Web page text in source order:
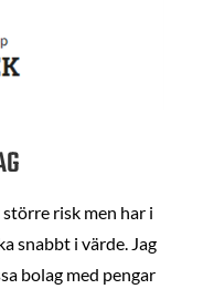
risk men har i
snabbt i värde. Jag
bolag med pengar